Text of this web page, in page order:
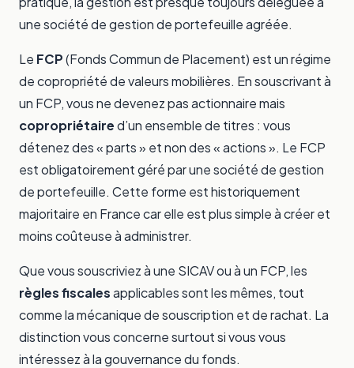
une société de gestion de portefeuille agréée.
Le FCP(Fonds Commun de Placement) est un régime
de copropriété de valeurs mobilières. En souscrivant à
un FCP, vous ne devenez pas actionnaire mais
copropriétaired’un ensemble de titres : vous
détenez des « parts » et non des « actions ». Le FCP
est obligatoirement géré par une société de gestion
de portefeuille. Cette forme est historiquement
majoritaire en France car elle est plus simple à créer et
moins coûteuse à administrer.
Que vous souscriviez à une SICAV ou à un FCP, les
règles fiscalesapplicables sont les mêmes, tout
comme la mécanique de souscription et de rachat. La
distinction vous concerne surtout si vous vous
intéressez à la gouvernance du fonds.